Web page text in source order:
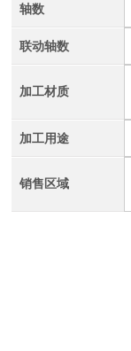
轴数
联动轴数
加工材质
加工用途
销售区域